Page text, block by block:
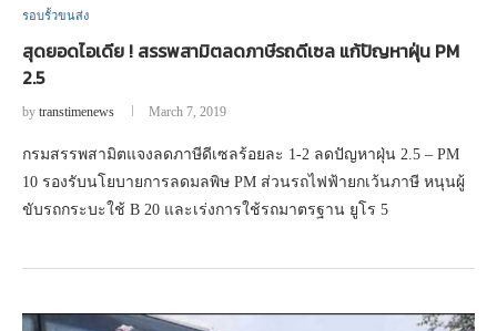
รอบรั้วขนส่ง
สุดยอดไอเดีย ! สรรพสามิตลดภาษีรถดีเซล แก้ปัญหาฝุ่น PM
2.5
by transtimenews March 7, 2019
กรมสรรพสามิตแจงลดภาษีดีเซลร้อยละ 1-2 ลดปัญหาฝุ่น 2.5 – PM
10 รองรับนโยบายการลดมลพิษ PM ส่วนรถไฟฟ้ายกเว้นภาษี หนุนผู้
ขับรถกระบะใช้ B 20 และเร่งการใช้รถมาตรฐาน ยูโร 5